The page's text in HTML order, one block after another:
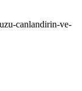
canlandirin-ve-